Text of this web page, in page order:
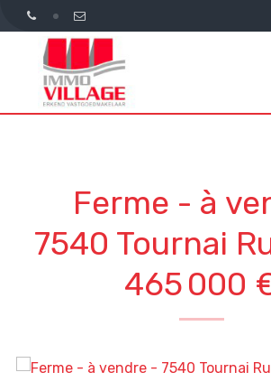
Ferme - à
7540 Tournai
465 000